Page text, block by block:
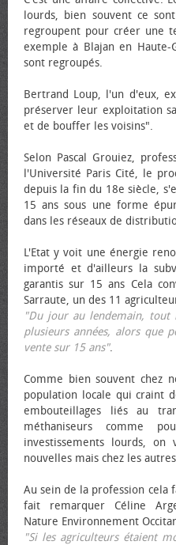
lourds, bien souvent ce
regroupent pour créer une
exemple à Blajan en Haute-
sont regroupés.
Bertrand Loup, l'un d'eux,
préserver leur exploitation
et de bouffer les voisins".
Selon Pascal Grouiez,
l'Université Paris Cité, le
depuis la fin du 18e siècle,
15 ans sous une forme
dans les réseaux de
L'Etat y voit une énergie
importé et d'ailleurs la
garantis sur 15 ans Cela
Sarraute, un des 11
"Du jour au lendemain, tout
plusieurs années, alors que
vente sur 15 ans".
Comme bien souvent chez
population locale qui craint
embouteillages liés au
méthaniseurs comme
investissements lourds,
nouvelles mais chez les
Au sein de la profession cela
fait remarquer Céline
Nature Environnement
"Si les agriculteurs étaient